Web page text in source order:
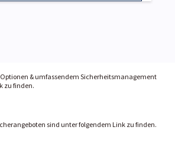
Optionen & umfassendem Sicherheitsmanagement
zu finden.
sind unter folgendem Link zu finden.